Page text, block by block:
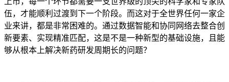
伍，才能顺利过渡到下一个阶段。而这对于全世界任何一家企
业来讲，都是非常困难的。通过数据智能和协同网络去整合创
新要素、实现精准匹配，这是不是一种新型的基础设施，且能
够从根本上解决新药研发周期长的问题？